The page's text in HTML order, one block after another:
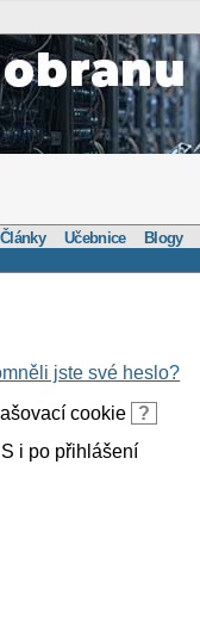
Články Učebnice Blogy
jste své heslo?
cookie
?
i po přihlášení